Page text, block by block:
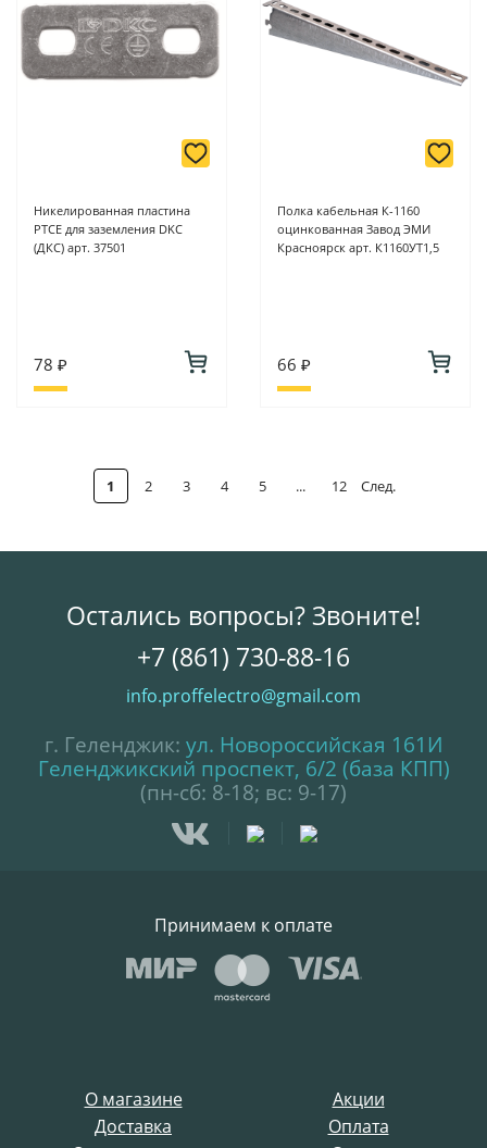
Никелированная пластина
PTCE для заземления DKC
(ДКС) арт. 37501
78 ₽
Полка кабельная К-1160
оцинкованная Завод ЭМИ
Красноярск арт. К1160УТ1,5
66 ₽
1 2 3 4 5 ... 12 След.
О магазине
Акции
Доставка
Оплата
Остались вопросы? Звоните!
+7 (861) 730-88-16
info.proffelectro@gmail.com
г. Геленджик: ул. Новороссийская 161И
Геленджикский проспект, 6/2 (база КПП)
(пн-сб: 8-18; вс: 9-17)
Принимаем к оплате